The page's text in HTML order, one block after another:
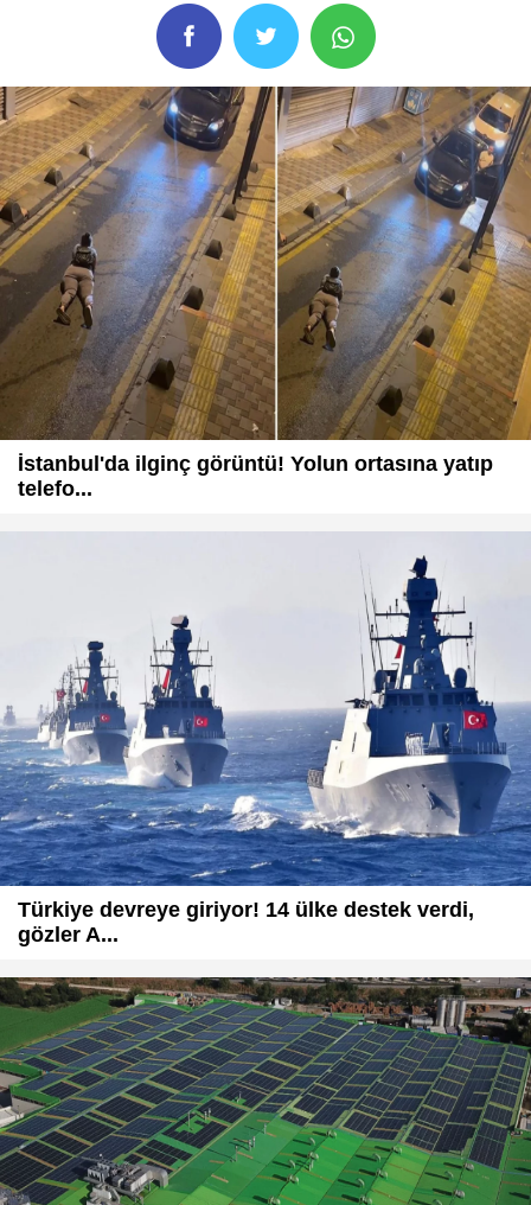
İstanbul'da ilginç görüntü! Yolun ortasına yatıp
telefo...
Türkiye devreye giriyor! 14 ülke destek verdi,
gözler A...